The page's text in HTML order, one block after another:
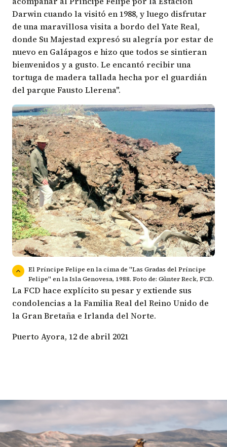
Darwin cuando la visitó en 1988, y luego disfrutar
de una maravillosa visita a bordo del Yate Real,
donde Su Majestad expresó su alegría por estar de
nuevo en Galápagos e hizo que todos se sintieran
bienvenidos y a gusto. Le encantó recibir una
tortuga de madera tallada hecha por el guardián
del parque Fausto Llerena".
El Príncipe Felipe en la cima de "Las Gradas del Príncipe
Felipe" en la Isla Genovesa, 1988. Foto de: Günter Reck, FCD.
La FCD hace explícito su pesar y extiende sus
condolencias a la Familia Real del Reino Unido de
la Gran Bretaña e Irlanda del Norte.
Puerto Ayora, 12 de abril 2021